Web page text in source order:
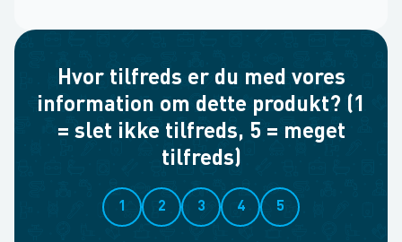
Hvor tilfreds er du med vores
information om dette produkt? (1
= slet ikke tilfreds, 5 = meget
tilfreds)
1 2 3 4 5